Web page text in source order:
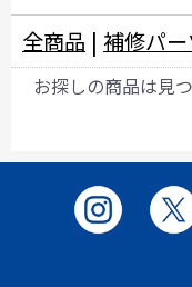
全商品 | 補修パー
お探しの商品は見